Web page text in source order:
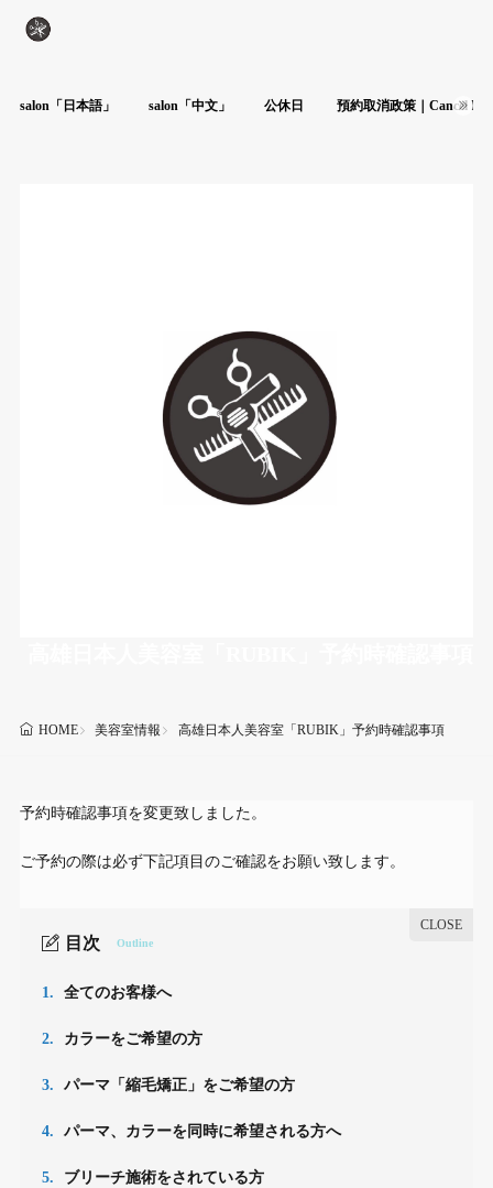
salon「日本語」 salon「中文」 公休日 預約取消政策｜Cancel
HOME 美容室情報 高雄日本人美容室「RUBIK」予約時確認事項
予約時確認事項を変更致しました。
ご予約の際は必ず下記項目のご確認をお願い致します。
目次 Outline
1. 全てのお客様へ
2. カラーをご希望の方
3. パーマ「縮毛矯正」をご希望の方
4. パーマ、カラーを同時に希望される方へ
5. ブリーチ施術をされている方